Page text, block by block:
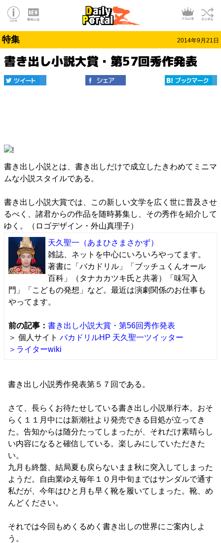
特集 2014年9月21日
書き出し小説大賞・第57回秀作発表
書き出し小説とは、書き出しだけで成立したきわめてミニマ
ムな小説スタイルである。
書き出し小説大賞では、この新しい文学を広く世に普及させ
るべく、諸君からの作品を随時募集し、その秀作を紹介して
ゆく。（ロゴデザイン・外山真理子）
天久聖一 （あまひさまさかず）
雑誌、ネットを中心にいろいろやってます。
著書に「バカドリル」「ブッチュくんオール
百科」（タナカカツキ氏と共著）「味写入
門」「こどもの発想」など。最近は演劇関係のお仕事も
やってます。
前の記事： 書き出し小説大賞・第56回秀作発表
＞ 個人サイト バカドリルHP 天久聖一ツイッター
＞ライターwiki
書き出し小説秀作発表第５７回である。
さて、長らくお待たせしている書き出し小説単行本。おそ
らく１１月中には新潮社より発売できる目処が立ってき
た。告知からは随分たってしまったが、それだけ素晴らし
い内容になると確信している。楽しみにしていただきた
い。
九月も終盤、結局夏も戻らないまま秋に突入してしまった
ようだ。自由業ゆえ毎年１０月中旬まではサンダルで通す
私だが、今年はひと月も早く靴を履いてしまった。靴、め
んどください。
それでは今回もめくるめく書き出しの世界にご案内しよ
う。